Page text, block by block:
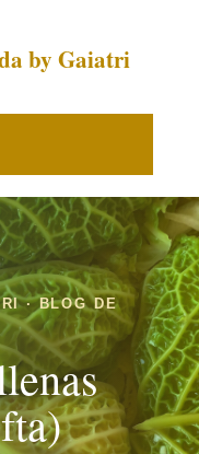
by Gaiatri
· BLOG DE